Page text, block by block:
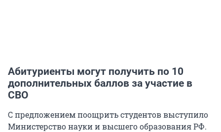
Абитуриенты могут получить по 10
дополнительных баллов за участие в
СВО
С предложением поощрить студентов выступило
Министерство науки и высшего образования РФ.